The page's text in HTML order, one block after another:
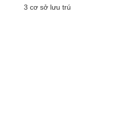
3 cơ sở lưu trú